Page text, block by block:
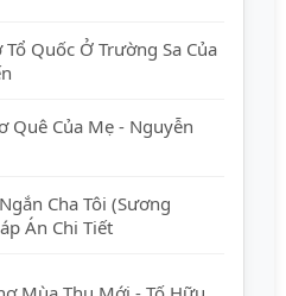
Quốc Ở Trường Sa Của
Quê Của Mẹ - Nguyễn
Cha Tôi (Sương
Án Chi Tiết